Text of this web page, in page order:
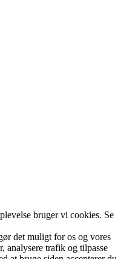
bruger vi cookies. Se
det muligt for os og vores
analysere trafik og tilpasse